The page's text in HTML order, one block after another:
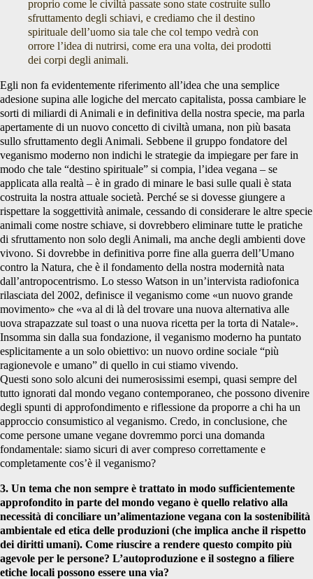
proprio come le civiltà passate sono state costruite sullo
sfruttamento degli schiavi, e crediamo che il destino
spirituale dell’uomo sia tale che col tempo vedrà con
orrore l’idea di nutrirsi, come era una volta, dei prodotti
dei corpi degli animali.
Egli non fa evidentemente riferimento all’idea che una semplice
adesione supina alle logiche del mercato capitalista, possa cambiare le
sorti di miliardi di Animali e in definitiva della nostra specie, ma parla
apertamente di un nuovo concetto di civiltà umana, non più basata
sullo sfruttamento degli Animali. Sebbene il gruppo fondatore del
veganismo moderno non indichi le strategie da impiegare per fare in
modo che tale “destino spirituale” si compia, l’idea vegana – se
applicata alla realtà – è in grado di minare le basi sulle quali è stata
costruita la nostra attuale società. Perché se si dovesse giungere a
rispettare la soggettività animale, cessando di considerare le altre specie
animali come nostre schiave, si dovrebbero eliminare tutte le pratiche
di sfruttamento non solo degli Animali, ma anche degli ambienti dove
vivono. Si dovrebbe in definitiva porre fine alla guerra dell’Umano
contro la Natura, che è il fondamento della nostra modernità nata
dall’antropocentrismo. Lo stesso Watson in un’intervista radiofonica
rilasciata del 2002, definisce il veganismo come «un nuovo grande
movimento» che «va al di là del trovare una nuova alternativa alle
uova strapazzate sul toast o una nuova ricetta per la torta di Natale».
Insomma sin dalla sua fondazione, il veganismo moderno ha puntato
esplicitamente a un solo obiettivo: un nuovo ordine sociale “più
ragionevole e umano” di quello in cui stiamo vivendo.
Questi sono solo alcuni dei numerosissimi esempi, quasi sempre del
tutto ignorati dal mondo vegano contemporaneo, che possono divenire
degli spunti di approfondimento e riflessione da proporre a chi ha un
approccio consumistico al veganismo. Credo, in conclusione, che
come persone umane vegane dovremmo porci una domanda
fondamentale: siamo sicuri di aver compreso correttamente e
completamente cos’è il veganismo?
3. Un tema che non sempre è trattato in modo sufficientemente
approfondito in parte del mondo vegano è quello relativo alla
necessità di conciliare un’alimentazione vegana con la sostenibilità
ambientale ed etica delle produzioni (che implica anche il rispetto
dei diritti umani). Come riuscire a rendere questo compito più
agevole per le persone? L’autoproduzione e il sostegno a filiere
etiche locali possono essere una via?